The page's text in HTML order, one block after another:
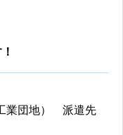
業団地） 派遣先